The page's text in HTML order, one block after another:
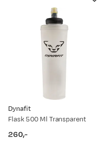
Dynafit
Flask 500 Ml Transparent
260,-